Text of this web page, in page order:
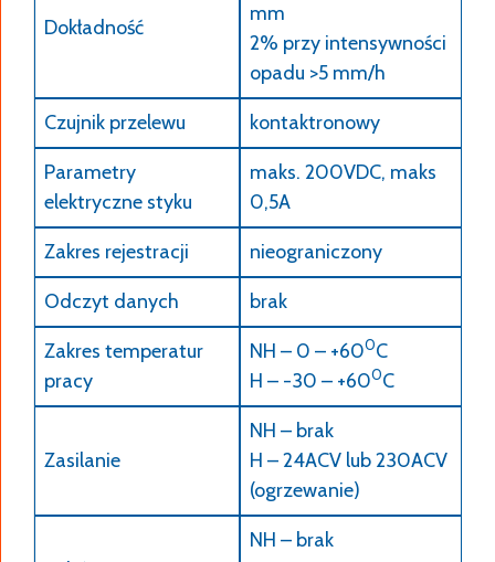
Dokładność
mm
2% przy intensywności
opadu >5 mm/h
Czujnik przelewu kontaktronowy
Parametry
elektryczne styku
maks. 200VDC, maks
0,5A
Zakres rejestracji nieograniczony
Odczyt danych brak
Zakres temperatur
pracy
NH – 0 – +600C
H – -30 – +600C
Zasilanie
NH – brak
H – 24ACV lub 230ACV
(ogrzewanie)
NH – brak